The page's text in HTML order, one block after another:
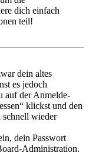
dich einfach
teil!
dein altes
es jedoch
auf der Anmelde-
klickst und den
schnell wieder
dein Passwort
Administration.